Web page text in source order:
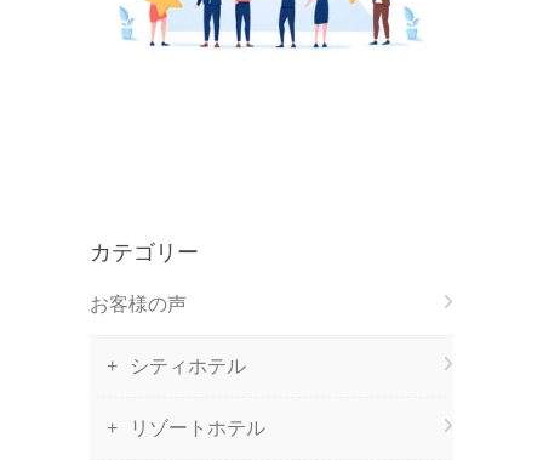
カテゴリー
お客様の声
シティホテル
リゾートホテル